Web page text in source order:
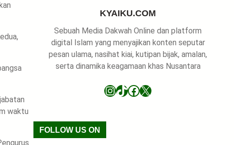
waktu
KYAIKU.COM
Sebuah Media Dakwah Online dan platform
digital Islam yang menyajikan konten seputar
pesan ulama, nasihat kiai, kutipan bijak, amalan,
serta dinamika keagamaan khas Nusantara
InstagramTikTok Facebook X
FOLLOW US ON